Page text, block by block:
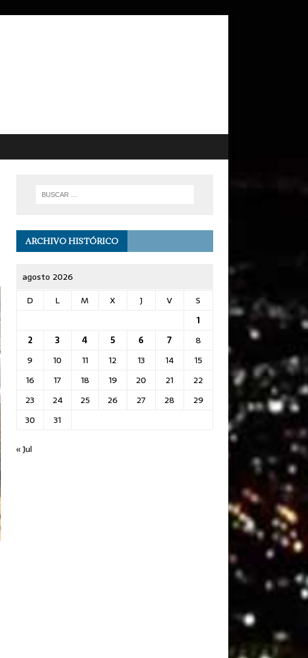
ARCHIVO HISTÓRICO
agosto 2026
D
L M X J V
S
1
2
3 4 5 6 7
8
9
10 11 12 13 14
15
16
17 18 19 20 21
22
23
24 25 26 27 28
29
30
31
« Jul